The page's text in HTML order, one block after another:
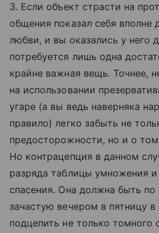
3. Если объект страсти на
общения показал себя вполне
любви, и вы оказались у него
потребуется лишь одна
крайне важная вещь. Точнее,
на использовании
угаре (а вы ведь наверняка
правило) легко забыть не
предосторожности, но и о
Но контрацепция в данном
разряда таблицы умножения
спасения. Она должна быть по
зачастую вечером в пятницу
подцепить не только томного